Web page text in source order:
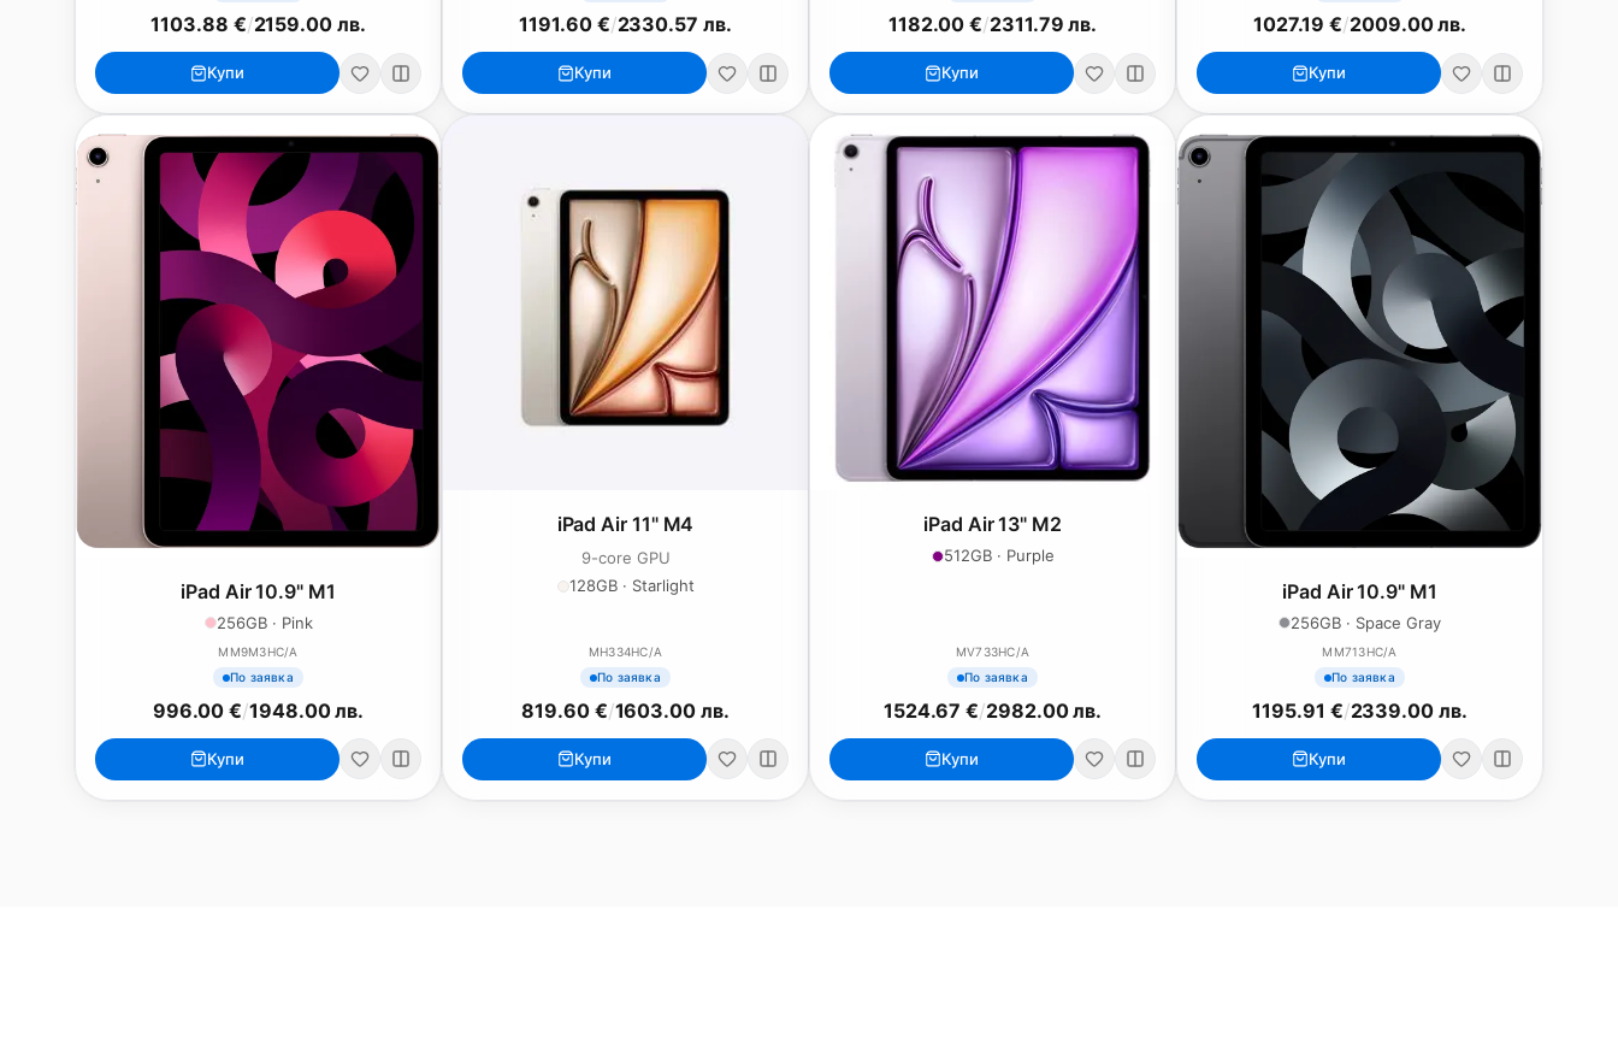
1103.88 €/2159.00 лв.
Купи
1191.60 €/2330.57 лв.
Купи
1182.00 €/2311.79 лв.
Купи
1027.19 €/2009.00 лв.
Купи
iPad Air 10.9" M1
256GB · Pink
MM9M3HC/A
По заявка
996.00 €/1948.00 лв.
Купи
iPad Air 11" M4
9-core GPU
128GB · Starlight
MH334HC/A
По заявка
819.60 €/1603.00 лв.
Купи
iPad Air 13" M2
512GB · Purple
MV733HC/A
По заявка
1524.67 €/2982.00 лв.
Купи
iPad Air 10.9" M1
256GB · Space Gray
MM713HC/A
По заявка
1195.91 €/2339.00 лв.
Купи
MacBook
MacBook Neo
Mac
iMac 24"
iPad iPhone
iPhone 17